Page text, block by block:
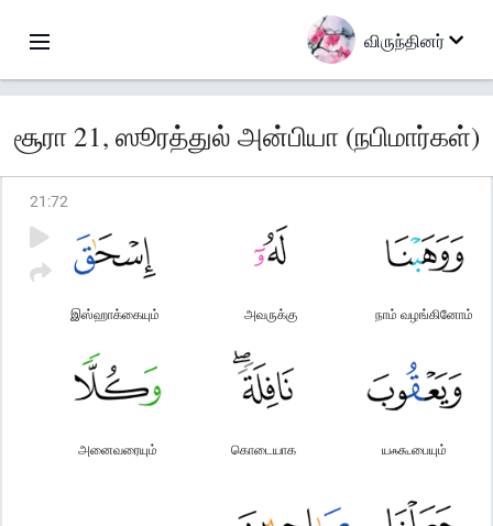
விருந்தினர்
சூரா 21, ஸூரத்துல் அன்பியா (நபிமார்கள்)
21 :72
நாம் வழங்கினோம்
அவருக்கு
இஸ்ஹாக்கையும்
யஃகூபையும்
கொடையாக
அனைவரையும்